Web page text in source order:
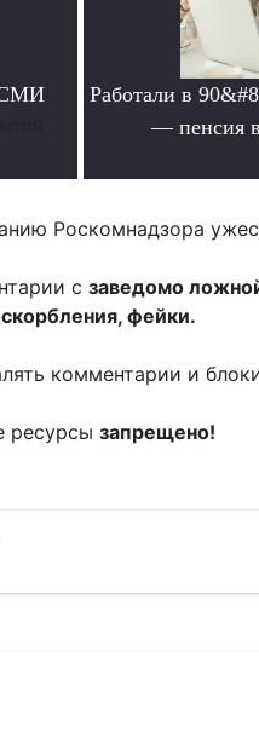
СМИ
Работали в
— пенсия
Роскомнадзора
с заведомо
фейки.
комментарии и
ресурсы запрещено!